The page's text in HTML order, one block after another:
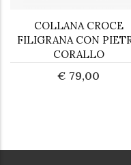
COLLANA CROCE
FILIGRANA CON
CORALLO
€ 79,00